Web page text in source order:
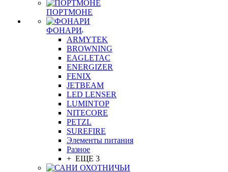
ПОРТМОНЕ
ФОНАРИ
ARMYTEK
BROWNING
EAGLETAC
ENERGIZER
FENIX
JETBEAM
LED LENSER
LUMINTOP
NITECORE
PETZL
SUREFIRE
Элементы питания
Разное
+ ЕЩЕ 3